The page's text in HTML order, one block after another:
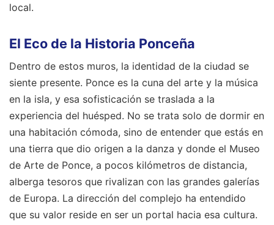
local.
El Eco de la Historia Ponceña
Dentro de estos muros, la identidad de la ciudad se
siente presente. Ponce es la cuna del arte y la música
en la isla, y esa sofisticación se traslada a la
experiencia del huésped. No se trata solo de dormir en
una habitación cómoda, sino de entender que estás en
una tierra que dio origen a la danza y donde el Museo
de Arte de Ponce, a pocos kilómetros de distancia,
alberga tesoros que rivalizan con las grandes galerías
de Europa. La dirección del complejo ha entendido
que su valor reside en ser un portal hacia esa cultura.